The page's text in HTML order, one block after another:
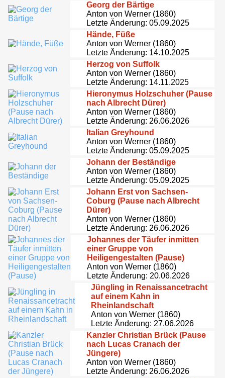
Georg der Bärtige
Anton von Werner (1860)
Letzte Änderung: 05.09.2025
Hände, Füße
Anton von Werner (1860)
Letzte Änderung: 14.10.2025
Herzog von Suffolk
Anton von Werner (1860)
Letzte Änderung: 14.11.2025
Hieronymus Holzschuher (Pause
nach Albrecht Dürer)
Anton von Werner (1860)
Letzte Änderung: 26.06.2026
Italian Greyhound
Anton von Werner (1860)
Letzte Änderung: 05.09.2025
Johann der Beständige
Anton von Werner (1860)
Letzte Änderung: 05.09.2025
Johann Erst von Sachsen-
Coburg (Pause nach Albrecht
Dürer)
Anton von Werner (1860)
Letzte Änderung: 26.06.2026
Johannes der Täufer inmitten
einer Gruppe von
Heiligengestalten (Pause)
Anton von Werner (1860)
Letzte Änderung: 20.06.2026
Jüngling in Renaissancetracht
auf einem Kahn in
Rheinlandschaft
Anton von Werner (1860)
Letzte Änderung: 27.06.2026
Kanzler Christian Brück (Pause
nach Lucas Cranach der
Jüngere)
Anton von Werner (1860)
Letzte Änderung: 26.06.2026